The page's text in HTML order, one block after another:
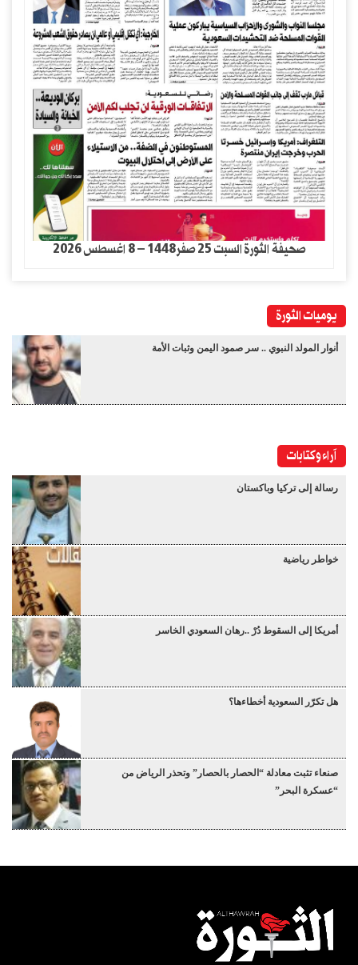
صحيفة الثورة السبت 25 صفر1448 – 8 اغسطس 2026
يوميات الثورة
أنوار المولد النبوي .. سر صمود اليمن وثبات الأمة
آراء وكتابات
رسالة إلى تركيا وباكستان
خواطر رياضية
أمريكا إلى السقوط دُرْ ..رهان السعودي الخاسر
هل تكرّر السعودية أخطاءها؟
صنعاء تثبت معادلة “الحصار بالحصار” وتحذر الرياض من
“عسكرة البحر”